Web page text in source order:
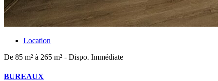
Location
De 85 m² à 265 m² - Dispo. Immédiate
BUREAUX